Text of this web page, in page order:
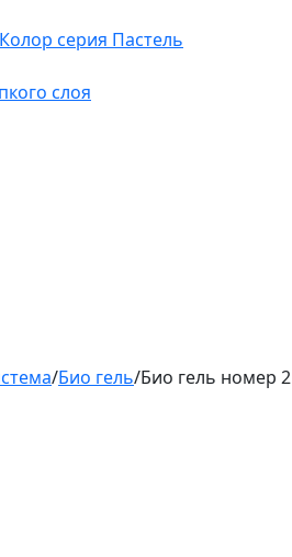
серия Пастель
слоя
/Био гель/Био гель номер 2